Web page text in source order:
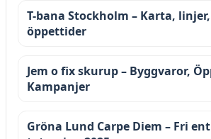
T-bana Stockholm – Karta,
öppettider
Jem o fix skurup – Byggvaror,
Kampanjer
Gröna Lund Carpe Diem – Fri